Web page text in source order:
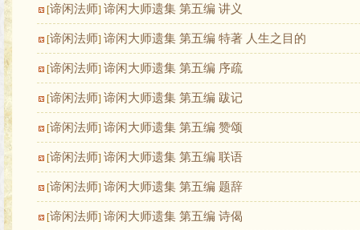
[谛闲法师] 谛闲大师遗集 第五编 讲义
[谛闲法师] 谛闲大师遗集 第五编 特著 人生之目的
[谛闲法师] 谛闲大师遗集 第五编 序疏
[谛闲法师] 谛闲大师遗集 第五编 跋记
[谛闲法师] 谛闲大师遗集 第五编 赞颂
[谛闲法师] 谛闲大师遗集 第五编 联语
[谛闲法师] 谛闲大师遗集 第五编 题辞
[谛闲法师] 谛闲大师遗集 第五编 诗偈